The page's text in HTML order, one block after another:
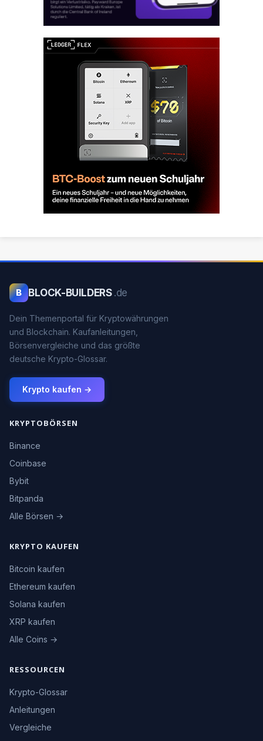
B BLOCK-BUILDERS .de
Dein Themenportal für Kryptowährungen
und Blockchain. Kaufanleitungen,
Börsenvergleiche und das größte
deutsche Krypto-Glossar.
Krypto kaufen →
KRYPTOBÖRSEN
Binance
Coinbase
Bybit
Bitpanda
Alle Börsen →
KRYPTO KAUFEN
Bitcoin kaufen
Ethereum kaufen
Solana kaufen
XRP kaufen
Alle Coins →
RESSOURCEN
Krypto-Glossar
Anleitungen
Vergleiche